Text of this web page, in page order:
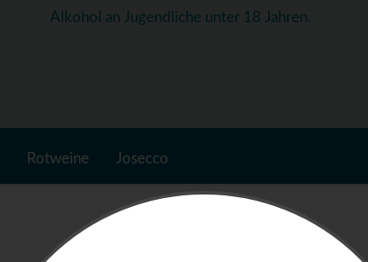
Alkohol an Jugendliche unter 18 Jahren.
Rotweine Josecco